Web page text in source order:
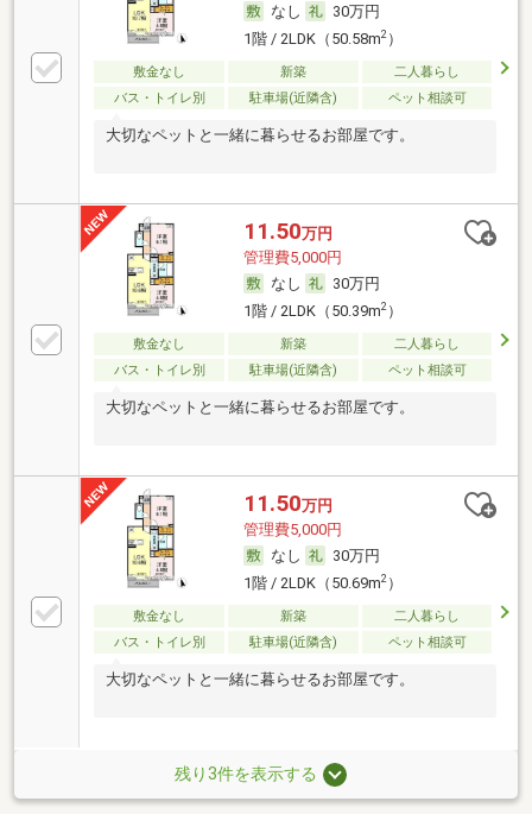
なし
30万円
1階 / 2LDK（50.58m2）
敷金なし 新築
二人暮らし
バス・トイレ別
駐車場(近隣含) ペット相談可
大切なペットと一緒に暮らせるお部屋です。
11.50万円
管理費5,000円
なし
30万円
1階 / 2LDK（50.39m2）
敷金なし 新築
二人暮らし
バス・トイレ別
駐車場(近隣含) ペット相談可
大切なペットと一緒に暮らせるお部屋です。
11.50万円
管理費5,000円
なし
30万円
1階 / 2LDK（50.69m2）
敷金なし 新築
二人暮らし
バス・トイレ別
駐車場(近隣含) ペット相談可
大切なペットと一緒に暮らせるお部屋です。
残り3件を表示する